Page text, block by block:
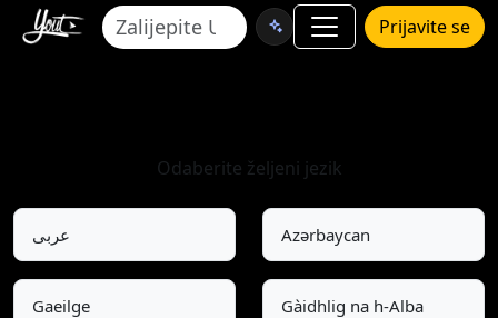
Prijavite se
Odaberite željeni jezik
عربى Azərbaycan
Gaeilge Gàidhlig na h-Alba